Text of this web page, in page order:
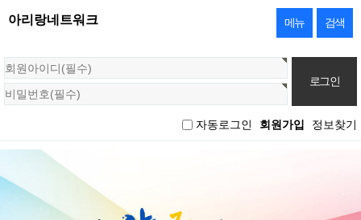
아리랑네트워크 메뉴 검색
회
원
로
자동로그인 회원가입 정보찾기